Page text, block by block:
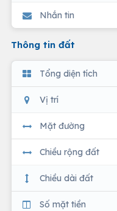
Nhắn tin
Thông tin đất
Tổng diện tích
Vị trí
Mặt đường
Chiều rộng đất
Chiều dài đất
Số mặt tiền